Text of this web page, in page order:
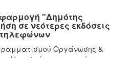
"Δημότης
σε νεότερες εκδόσεις
Οργάνωσης &